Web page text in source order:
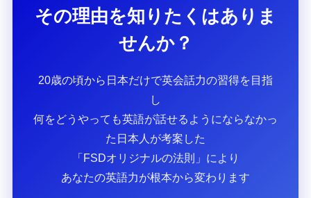
その理由を知りたくはありま
せんか？
20歳の頃から日本だけで英会話力の習得を目指
し
何をどうやっても英語が話せるようにならなかっ
た日本人が考案した
「FSDオリジナルの法則」により
あなたの英語力が根本から変わります